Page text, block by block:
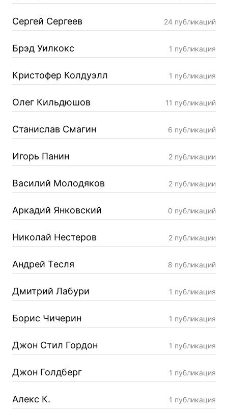
Сергей Сергеев 24 публикаций
Брэд Уилкокс 1 публикация
Кристофер Колдуэлл 1 публикация
Олег Кильдюшов 11 публикаций
Станислав Смагин 6 публикаций
Игорь Панин 2 публикации
Василий Молодяков 2 публикации
Аркадий Янковский 0 публикаций
Николай Нестеров 2 публикации
Андрей Тесля 8 публикаций
Дмитрий Лабури 1 публикация
Борис Чичерин 1 публикация
Джон Стил Гордон 1 публикация
Джон Голдберг 1 публикация
Алекс К. 1 публикация